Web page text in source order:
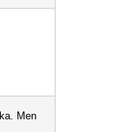
Men